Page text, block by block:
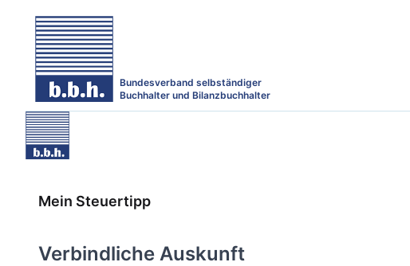
Bundesverband selbständiger
Buchhalter und Bilanzbuchhalter
Mein Steuertipp
Verbindliche Auskunft